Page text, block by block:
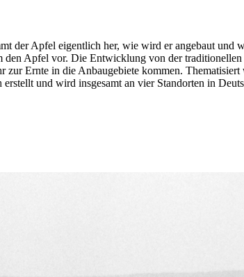
der Apfel eigentlich her, wie wird er angebaut und
Apfel vor. Die Entwicklung von der
zur Ernte in die Anbaugebiete kommen.
und wird insgesamt an vier Standorten in